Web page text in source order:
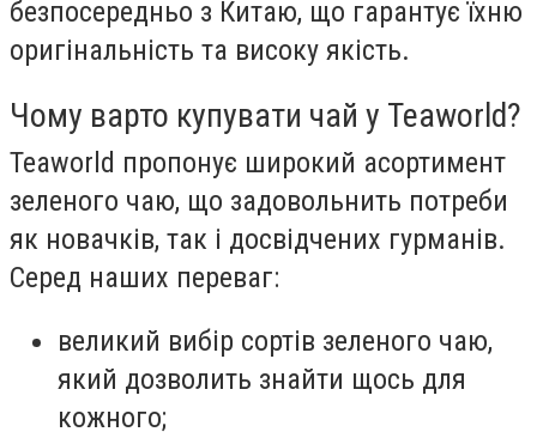
безпосередньо з Китаю, що гарантує їхню
оригінальність та високу якість.
Чому варто купувати чай у Teaworld?
Teaworld пропонує широкий асортимент
зеленого чаю, що задовольнить потреби
як новачків, так і досвідчених гурманів.
Серед наших переваг:
великий вибір сортів зеленого чаю,
який дозволить знайти щось для
кожного;